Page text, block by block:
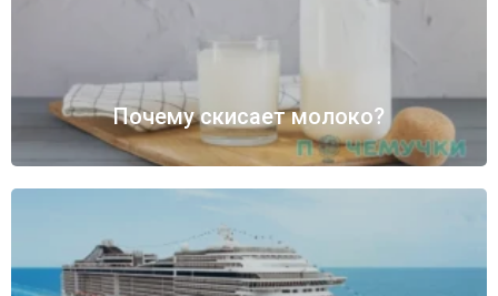
Почему скисает молоко?